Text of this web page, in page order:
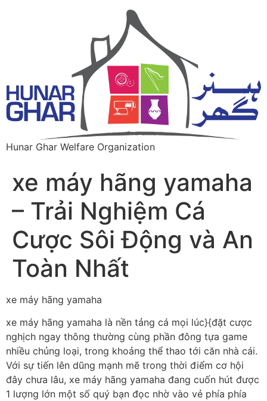
Hunar Ghar Welfare Organization
xe máy hãng yamaha
– Trải Nghiệm Cá
Cược Sôi Động và An
Toàn Nhất
xe máy hãng yamaha
xe máy hãng yamaha là nền tảng cá mọi lúc}{đặt cược
nghịch ngay thông thường cùng phần đông tựa game
nhiều chủng loại, trong khoảng thể thao tới căn nhà cái.
Với sự tiến lên dũng mạnh mẽ trong thời điểm cơ hội
đây chưa lâu, xe máy hãng yamaha đang cuốn hút được
1 lượng lớn một số quý bạn đọc nhờ vào vẻ phía phía